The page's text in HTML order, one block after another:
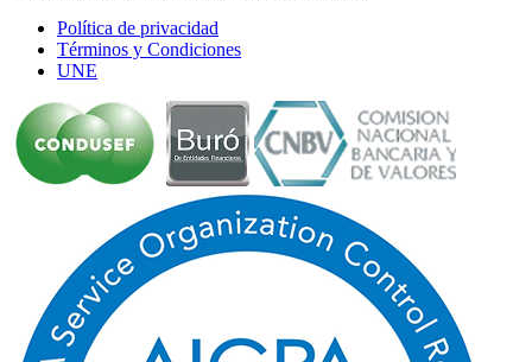
Política de privacidad
Términos y Condiciones
UNE